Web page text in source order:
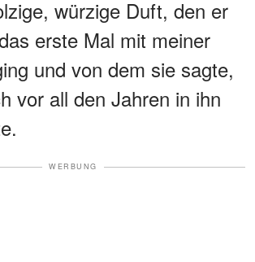
würzige Duft, den er
erste Mal mit meiner
und von dem sie sagte,
vor all den Jahren in ihn
WERBUNG